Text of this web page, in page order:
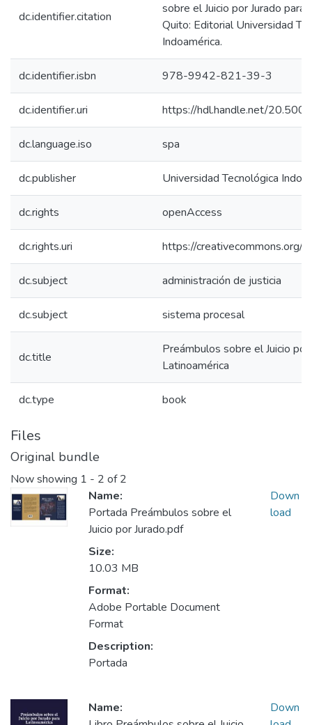
dc.identifier.citation
sobre el Juicio por Jurado para
Quito: Editorial Universidad
Indoamérica.
dc.identifier.isbn 978-9942-821-39-3
dc.identifier.uri https://hdl.handle.net/
dc.language.iso spa
dc.publisher Universidad Tecnológica
dc.rights openAccess
dc.rights.uri https://creativecommons.org/
dc.subject administración de justicia
dc.subject sistema procesal
dc.title
Preámbulos sobre el Juicio por
Latinoamérica
dc.type book
Files
Original bundle
Now showing 1 - 2 of 2
Name:
Portada Preámbulos sobre el
Juicio por Jurado.pdf
Size:
10.03 MB
Format:
Adobe Portable Document
Format
Description:
Portada
Down
load
Name:
Down